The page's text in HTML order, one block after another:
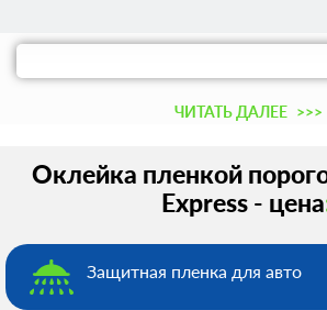
ЧИТАТЬ ДАЛЕЕ >>>
Оклейка пленкой
Express - цена
Защитная пленка для авто